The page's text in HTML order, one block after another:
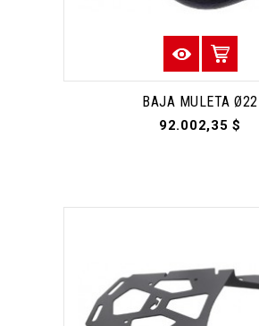
BAJA MULETA Ø22
92.002,35 $